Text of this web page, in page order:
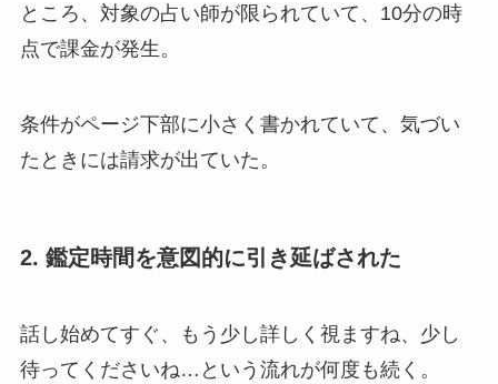
ところ、対象の占い師が限られていて、10分の時
点で課金が発生。
条件がページ下部に小さく書かれていて、気づい
たときには請求が出ていた。
2. 鑑定時間を意図的に引き延ばされた
話し始めてすぐ、もう少し詳しく視ますね、少し
待ってくださいね…という流れが何度も続く。